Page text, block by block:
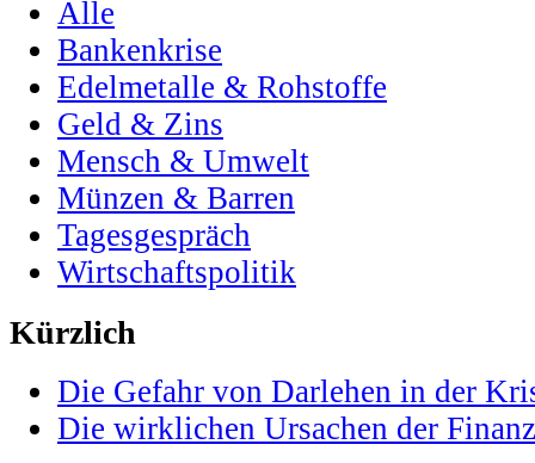
Alle
Bankenkrise
Edelmetalle & Rohstoffe
Geld & Zins
Mensch & Umwelt
Münzen & Barren
Tagesgespräch
Wirtschaftspolitik
Kürzlich
Die Gefahr von Darlehen in der
Die wirklichen Ursachen der